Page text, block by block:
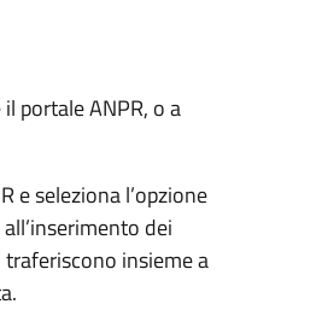
portale ANPR, o a
e seleziona l’opzione
dei
insieme a